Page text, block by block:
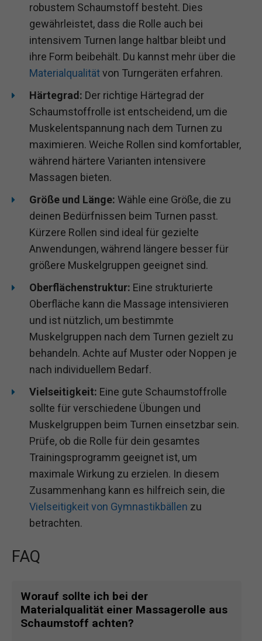
robustem Schaumstoff besteht. Dies
gewährleistet, dass die Rolle auch bei
intensivem Turnen lange haltbar bleibt und
ihre Form beibehält. Du kannst mehr über die
Materialqualitätvon Turngeräten erfahren.
Härtegrad: Der richtige Härtegrad der
Schaumstoffrolle ist entscheidend, um die
Muskelentspannung nach dem Turnen zu
maximieren. Weiche Rollen sind komfortabler,
während härtere Varianten intensivere
Massagen bieten.
Größe und Länge: Wähle eine Größe, die zu
deinen Bedürfnissen beim Turnen passt.
Kürzere Rollen sind ideal für gezielte
Anwendungen, während längere besser für
größere Muskelgruppen geeignet sind.
Oberflächenstruktur: Eine strukturierte
Oberfläche kann die Massage intensivieren
und ist nützlich, um bestimmte
Muskelgruppen nach dem Turnen gezielt zu
behandeln. Achte auf Muster oder Noppen je
nach individuellem Bedarf.
Vielseitigkeit: Eine gute Schaumstoffrolle
sollte für verschiedene Übungen und
Muskelgruppen beim Turnen einsetzbar sein.
Prüfe, ob die Rolle für dein gesamtes
Trainingsprogramm geeignet ist, um
maximale Wirkung zu erzielen. In diesem
Zusammenhang kann es hilfreich sein, die
Vielseitigkeit von Gymnastikbällen zu
betrachten.
FAQ
Worauf sollte ich bei der
Materialqualität einer Massagerolle aus
Schaumstoff achten?